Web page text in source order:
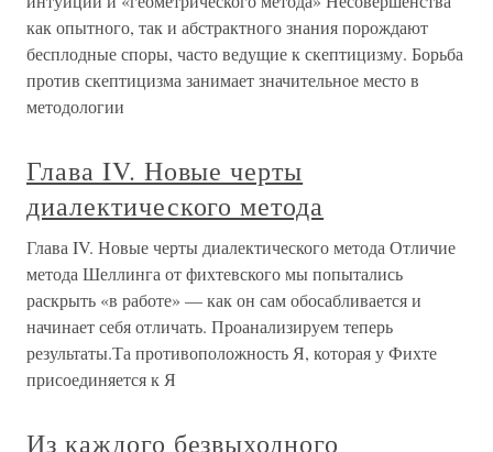
как опытного, так и абстрактного знания порождают
бесплодные споры, часто ведущие к скептицизму. Борьба
против скептицизма занимает значительное место в
методологии
Глава IV. Новые черты
диалектического метода
Глава IV. Новые черты диалектического метода Отличие
метода Шеллинга от фихтевского мы попытались
раскрыть «в работе» — как он сам обосабливается и
начинает себя отличать. Проанализируем теперь
результаты.Та противоположность Я, которая у Фихте
присоединяется к Я
Из каждого безвыходного